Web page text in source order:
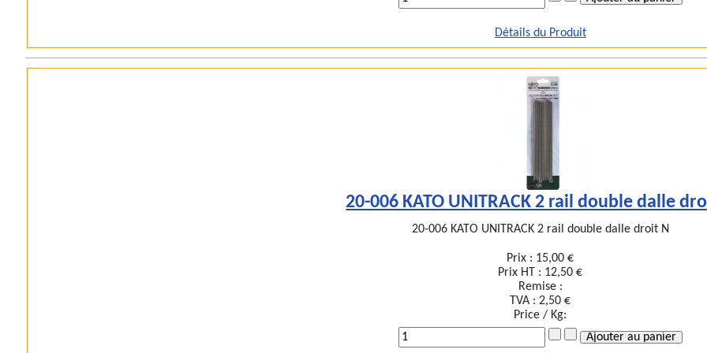
Détails du Produit
20-006 KATO UNITRACK 2 rail double dalle
20-006 KATO UNITRACK 2 rail double dalle droit N
Prix : 15,00 €
Prix HT : 12,50 €
Remise :
TVA :2,50 €
Price / Kg: